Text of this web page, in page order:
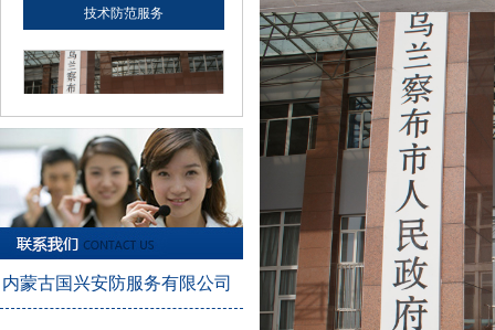
技术防范服务
内蒙古国兴安防服务有限公司